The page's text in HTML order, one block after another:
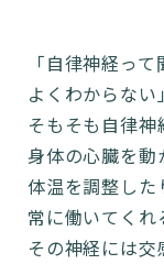
「自律神経っ
よくわからない」
そもそも自律
身体の心臓を動
体温を調整した
常に働いてくれ
その神経には